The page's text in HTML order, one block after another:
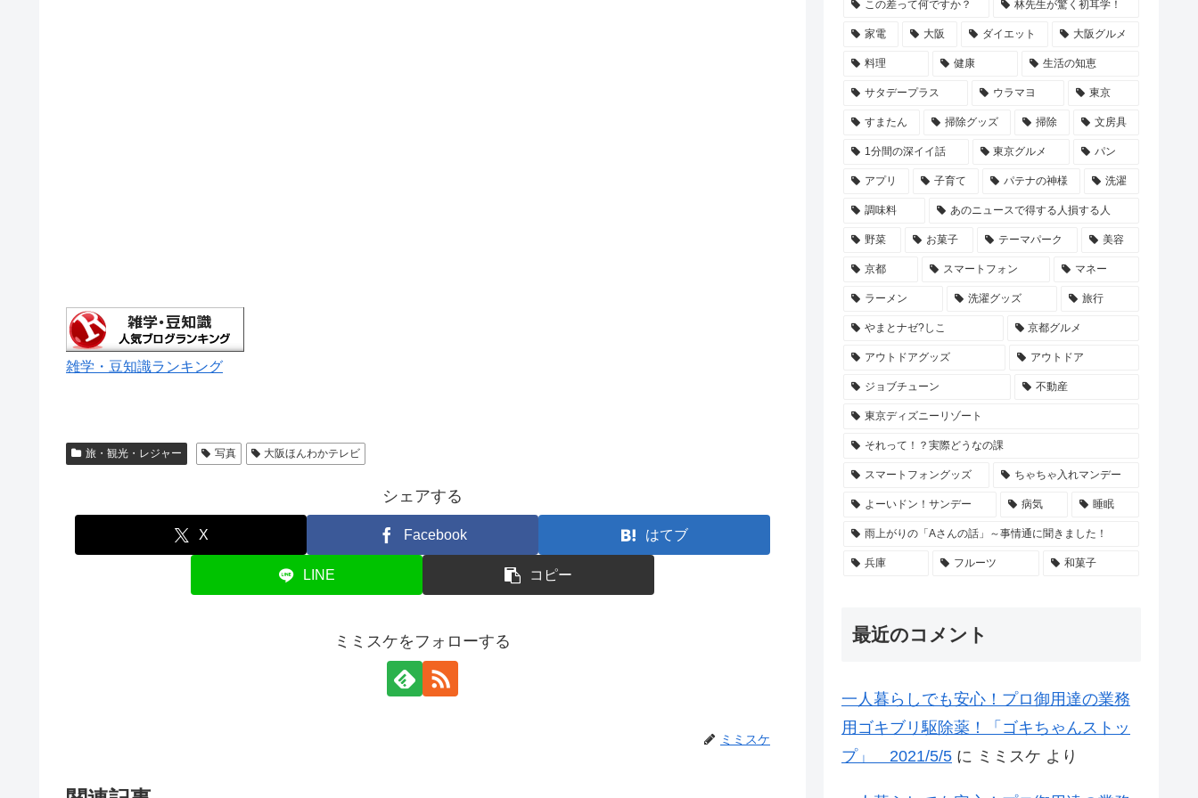
雑学・豆知識ランキング
旅・観光・レジャー 写真 大阪ほんわかテレビ
シェアする
X Facebook はてブ
LINE コピー
ミミスケをフォローする
ミミスケ
この差って何ですか？ 林先生が驚く初耳学！
家電 大阪 ダイエット 大阪グルメ
料理 健康 生活の知恵
サタデープラス ウラマヨ 東京
すまたん 掃除グッズ 掃除 文房具
1分間の深イイ話 東京グルメ パン
アプリ 子育て パテナの神様 洗濯
調味料 あのニュースで得する人損する人
野菜 お菓子 テーマパーク 美容
京都 スマートフォン マネー
ラーメン 洗濯グッズ 旅行
やまとナゼ?しこ 京都グルメ
アウトドアグッズ アウトドア
ジョブチューン 不動産
東京ディズニーリゾート
それって！？実際どうなの課
スマートフォングッズ ちゃちゃ入れマンデー
よーいドン！サンデー 病気 睡眠
雨上がりの「Aさんの話」～事情通に聞きました！
兵庫 フルーツ 和菓子
最近のコメント
一人暮らしでも安心！プロ御用達の業務
用ゴキブリ駆除薬！「ゴキちゃんストッ
プ」 2021/5/5 に ミミスケ より